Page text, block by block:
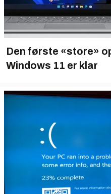
Den første «store»
Windows 11 er klar